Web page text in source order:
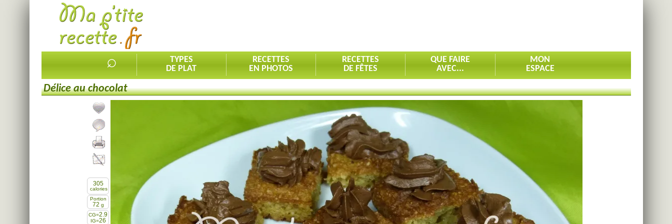
⌕
TYPES
DE PLAT
RECETTES
EN PHOTOS
RECETTES
DE FÊTES
QUE FAIRE
AVEC...
MON
ESPACE
Délice au chocolat
Partager cette recette
305
calories
Portion
72 g
CG=2.9
IG=26